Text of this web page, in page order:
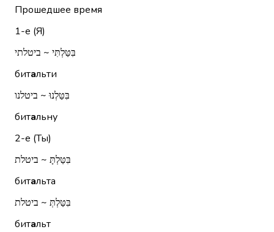
Прошедшее время
1-е (Я)
בִּטַּלְתִּי ~ ביטלתי
битальти
בִּטַּלְנוּ ~ ביטלנו
битальну
2-е (Ты)
בִּטַּלְתָּ ~ ביטלת
битальта
בִּטַּלְתְּ ~ ביטלת
битальт